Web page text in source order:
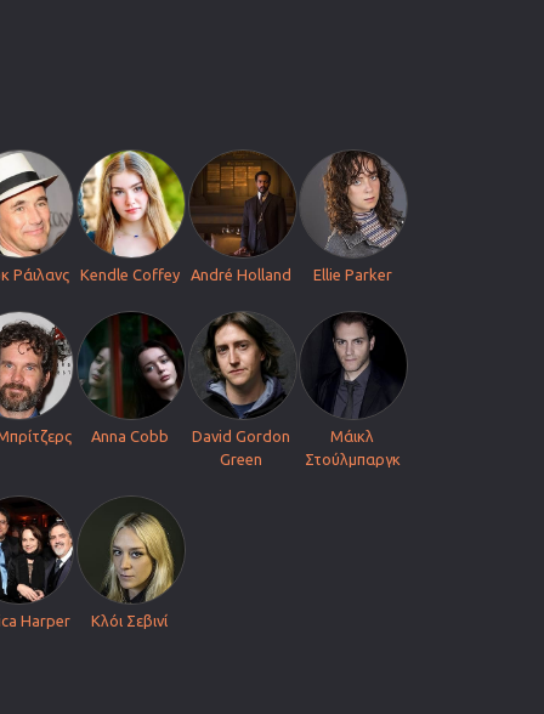
Ράιλανς Kendle Coffey André Holland Ellie Parker
Anna Cobb
David Gordon
Green
Μάικλ
Στούλμπαργκ
Harper Κλόι Σεβινί